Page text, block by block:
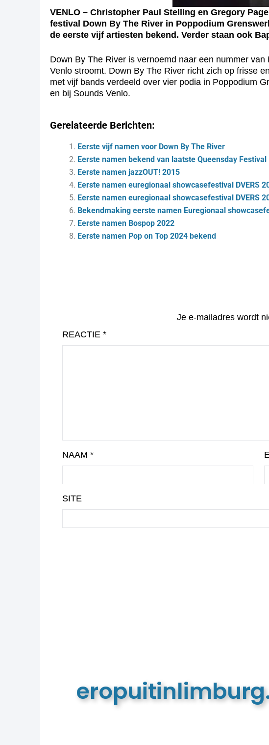
VENLO – Christopher Paul Stelling en Gregory
festival Down By The River in Poppodium
de eerste vijf artiesten bekend. Verder staan ook
Down By The River is vernoemd naar een nummer
Venlo stroomt. Down By The River richt zich op frisse
met vijf bands verdeeld over vier podia in Poppodium
en bij Sounds Venlo.
Gerelateerde Berichten:
Eerste vijf namen voor Down By The River
Eerste namen bekend van laatste Queensday Festival
Eerste namen jazzOUT! 2015
Eerste namen euregionaal showcasefestival DVERS
Eerste namen euregionaal showcasefestival DVERS
Bekendmaking eerste namen Euregionaal
Eerste namen Bospop 2022
Eerste namen Pop on Top 2024 bekend
Je e-mailadres wordt
REACTIE *
NAAM *
SITE